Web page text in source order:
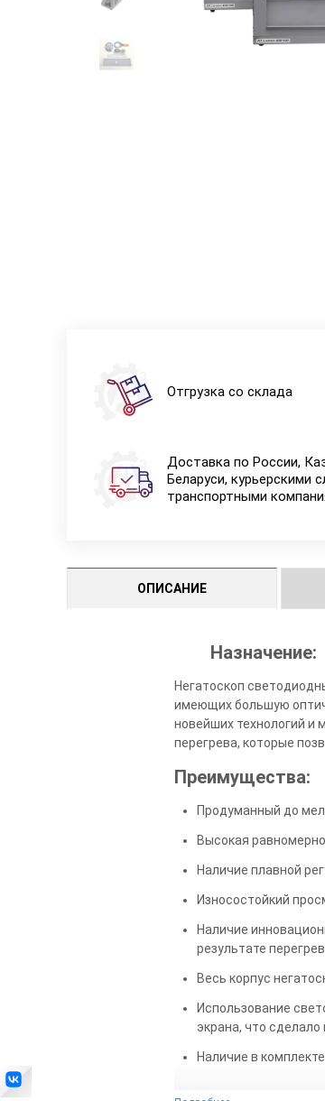
Отгрузка со склада
Доставка по России,
Беларуси, курьерскими
транспортными
ОПИСАНИЕ
Назначение:
Негатоскоп
имеющих большую
новейших технологий и
перегрева, которые
Преимущества:
Продуманный до
Высокая
Наличие плавной
Износостойкий
Наличие
результате
Весь корпус
Использование
экрана, что
Наличие в